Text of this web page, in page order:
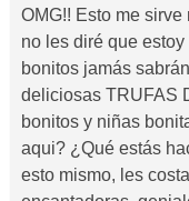
OMG!! Esto me
no les diré que
bonitos jamás
deliciosas TRUFAS
bonitos y niñas
aqui? ¿Qué estás
esto mismo, les